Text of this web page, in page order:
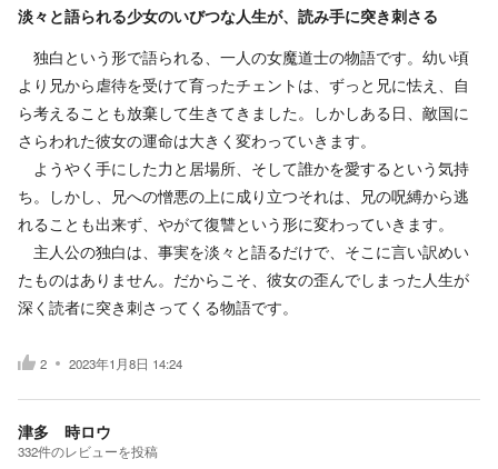
淡々と語られる少女のいびつな人生が、読み手に突き刺さる
独白という形で語られる、一人の女魔道士の物語です。幼い頃
より兄から虐待を受けて育ったチェントは、ずっと兄に怯え、自
ら考えることも放棄して生きてきました。しかしある日、敵国に
さらわれた彼女の運命は大きく変わっていきます。
ようやく手にした力と居場所、そして誰かを愛するという気持
ち。しかし、兄への憎悪の上に成り立つそれは、兄の呪縛から逃
れることも出来ず、やがて復讐という形に変わっていきます。
主人公の独白は、事実を淡々と語るだけで、そこに言い訳めい
たものはありません。だからこそ、彼女の歪んでしまった人生が
深く読者に突き刺さってくる物語です。
2 2023年1月8日 14:24
津多 時ロウ
332件のレビューを投稿